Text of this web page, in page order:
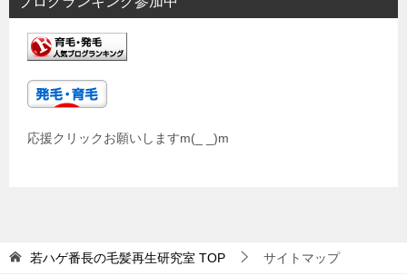
応援クリックお願いしますm(_ _)m
若ハゲ番長の毛髪再生研究室 TOP サイトマップ